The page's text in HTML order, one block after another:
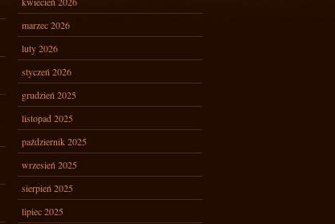
marzec 2026
luty 2026
styczeń 2026
grudzień 2025
listopad 2025
październik 2025
wrzesień 2025
sierpień 2025
lipiec 2025